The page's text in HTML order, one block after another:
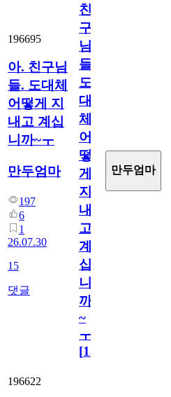
196695
아. 친구님
들. 도대체
어떻게 지
내고 계십
니까~ㅜ
만두엄마
197
6
1
26.07.30
15
댓글
친
구
님
들.
도
대
체
어
떻
게
지
내
고
계
십
니
까
~
ㅜ
[15
만두엄마
196622